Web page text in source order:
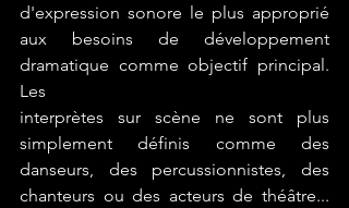
d'expression sonore le plus approprié
aux besoins de développement
dramatique comme objectif principal.
Les
interprètes sur scène ne sont plus
simplement définis comme des
danseurs, des percussionnistes, des
chanteurs ou des acteurs de théâtre...